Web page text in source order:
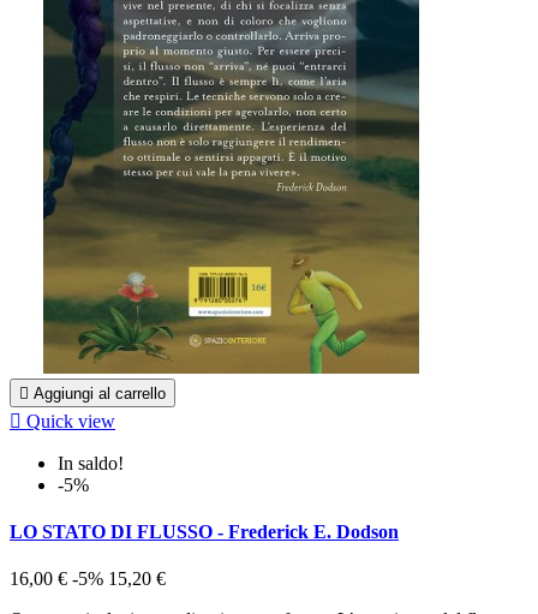
 Aggiungi al carrello
 Quick view
In saldo!
-5%
LO STATO DI FLUSSO - Frederick E. Dodson
16,00 € -5% 15,20 €